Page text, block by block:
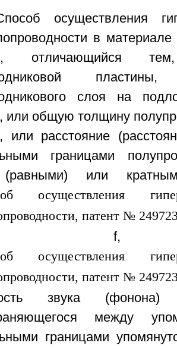
осуществления
в
отличающийся
слоя на
или общую толщину
или расстояние
границами
или
f,
звука
между
границами